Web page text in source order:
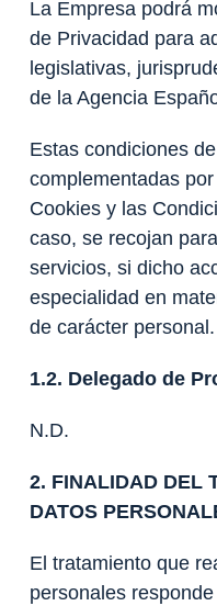
La Empresa podrá
de Privacidad para
legislativas,
de la Agencia
Estas condiciones
complementadas
Cookies y las
caso, se recojan
servicios, si dicho
especialidad en
de carácter personal.
1.2. Delegado de
N.D.
2. FINALIDAD DEL
DATOS
El tratamiento que
personales